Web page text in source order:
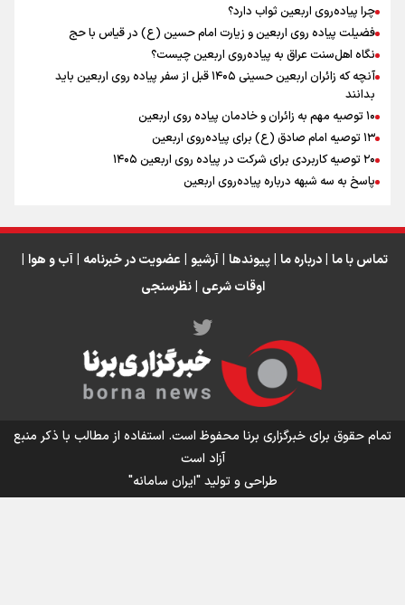
رابطه کارگر و کارفرما در اندیشه رهبر شهید: از تضاد به
زوجیت
اینفو برنا / جدول کامل فاصله مرز شلمچه تا شهرهای زیارتی
عراق
اینفو برنا/ میزان مالیات بر ارزش افزوده چقدر است؟
چرا پیاده‌روی اربعین ثواب دارد؟
فضیلت پیاده روی اربعین و زیارت امام حسین (ع) در قیاس با حج
نگاه اهل‌سنت عراق به پیاده‌روی اربعین چیست؟
آنچه که زائران اربعین حسینی ۱۴۰۵ قبل از سفر پیاده روی اربعین باید
بدانند
۱۰ توصیه مهم به زائران و خادمان پیاده روی اربعین
۱۳ توصیه امام صادق (ع) برای پیاده‌روی اربعین
۲۰ توصیه کاربردی برای شرکت در پیاده روی اربعین ۱۴۰۵
پاسخ به سه‌ شبهه درباره پیاده‌روی اربعین
تماس با ما درباره ما پیوندها آرشیو عضویت در خبرنامه آب و هوا
اوقات شرعی نظرسنجی
تمام حقوق برای خبرگزاری برنا محفوظ است. استفاده از مطالب با ذکر منبع
آزاد است
طراحی و تولید"ایران سامانه"